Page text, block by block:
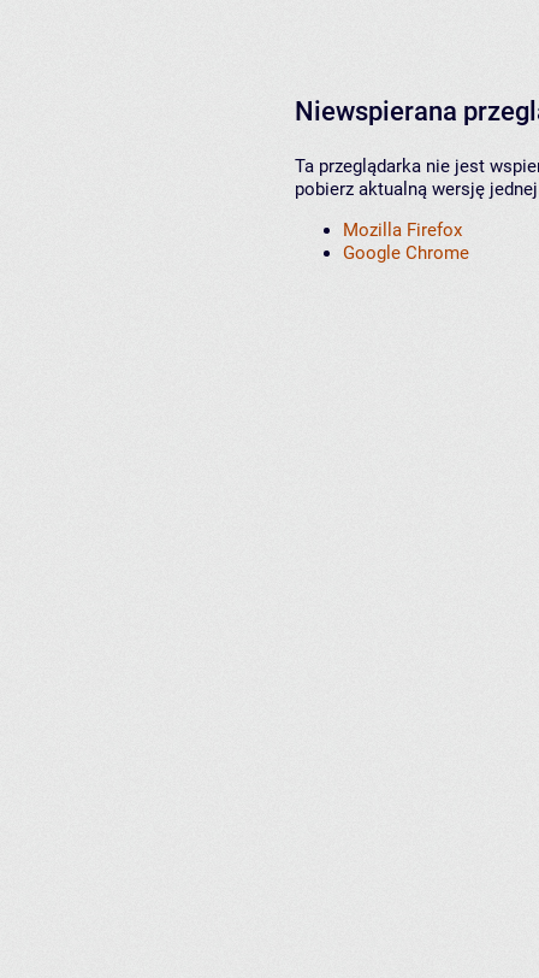
Niewspierana
Ta przeglądarka nie jest
pobierz aktualną wersję
Mozilla Firefox
Google Chrome